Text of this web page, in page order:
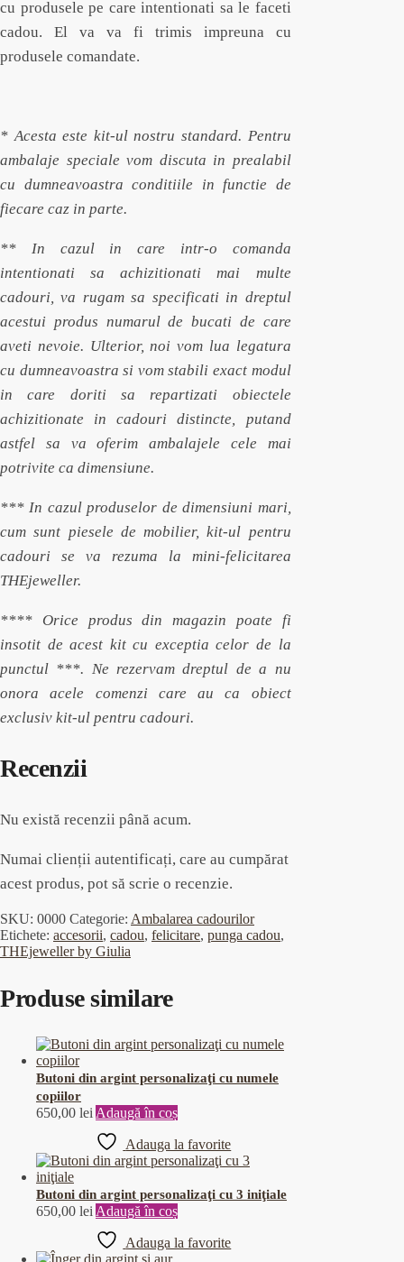
cu produsele pe care intentionati sa le faceti
cadou. El va va fi trimis impreuna cu
produsele comandate.
* Acesta este kit-ul nostru standard. Pentru
ambalaje speciale vom discuta in prealabil
cu dumneavoastra conditiile in functie de
fiecare caz in parte.
** In cazul in care intr-o comanda
intentionati sa achizitionati mai multe
cadouri, va rugam sa specificati in dreptul
acestui produs numarul de bucati de care
aveti nevoie. Ulterior, noi vom lua legatura
cu dumneavoastra si vom stabili exact modul
in care doriti sa repartizati obiectele
achizitionate in cadouri distincte, putand
astfel sa va oferim ambalajele cele mai
potrivite ca dimensiune.
*** In cazul produselor de dimensiuni mari,
cum sunt piesele de mobilier, kit-ul pentru
cadouri se va rezuma la mini-felicitarea
THEjeweller.
**** Orice produs din magazin poate fi
insotit de acest kit cu exceptia celor de la
punctul ***. Ne rezervam dreptul de a nu
onora acele comenzi care au ca obiect
exclusiv kit-ul pentru cadouri.
Recenzii
Nu există recenzii până acum.
Numai clienții autentificați, care au cumpărat
acest produs, pot să scrie o recenzie.
SKU: 0000 Categorie: Ambalarea cadourilor
Etichete: accesorii, cadou, felicitare, punga cadou,
THEjeweller by Giulia
Produse similare
Butoni din argint personalizaţi cu numele
copiilor
650,00 lei Adaugă în coș
Adauga la favorite
Butoni din argint personalizaţi cu 3 iniţiale
650,00 lei Adaugă în coș
Adauga la favorite